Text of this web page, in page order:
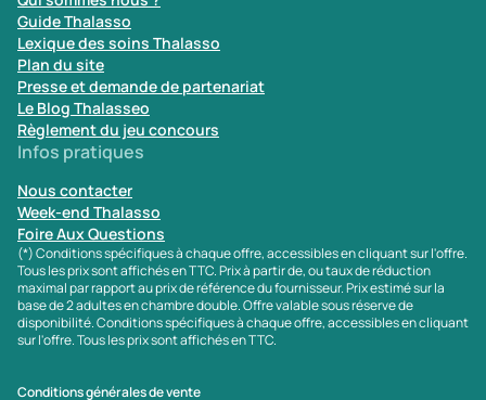
Guide Thalasso
Lexique des soins Thalasso
Plan du site
Presse et demande de partenariat
Le Blog Thalasseo
Règlement du jeu concours
Infos pratiques
Nous contacter
Week-end Thalasso
Foire Aux Questions
(*) Conditions spécifiques à chaque offre, accessibles en cliquant sur l'offre.
Tous les prix sont affichés en TTC. Prix à partir de, ou taux de réduction
maximal par rapport au prix de référence du fournisseur. Prix estimé sur la
base de 2 adultes en chambre double. Offre valable sous réserve de
disponibilité. Conditions spécifiques à chaque offre, accessibles en cliquant
sur l'offre. Tous les prix sont affichés en TTC.
Conditions générales de vente